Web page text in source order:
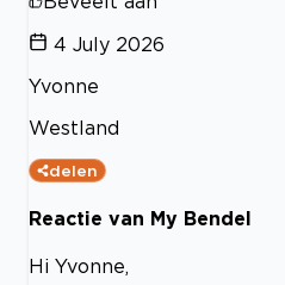
4 July 2026
Yvonne
Westland
delen
Reactie van My Bendel
Hi Yvonne,